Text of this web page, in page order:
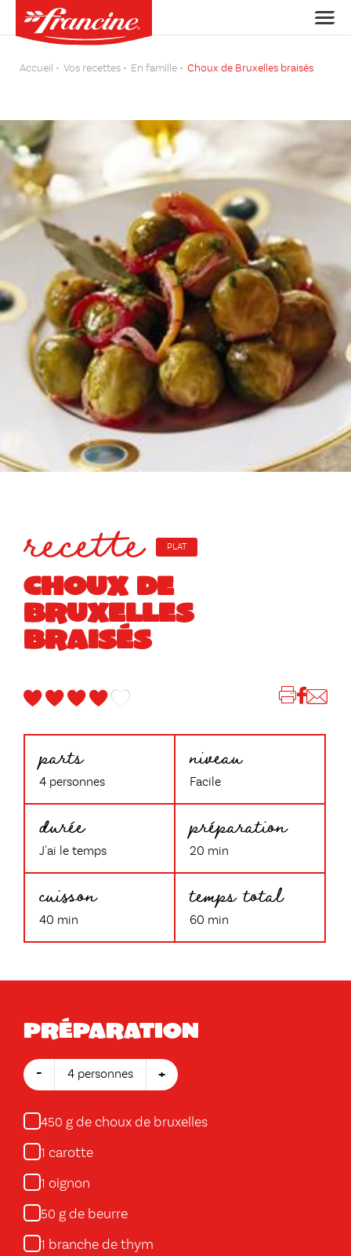
Accueil Vos recettes En famille Choux de Bruxelles braisés
recette PLAT
CHOUX DE
BRUXELLES
BRAISÉS
parts
4 personnes
niveau
Facile
durée
J'ai le temps
préparation
20 min
cuisson
40 min
temps total
60 min
Préparation
- 4 personnes +
450 g de choux de bruxelles
1 carotte
1 oignon
50 g de beurre
1 branche de thym